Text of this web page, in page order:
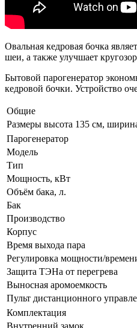
Овальная кедровая бочка
шеи, а также улучшает
Бытовой парогенератор
кедровой бочки. Устройство
Общие
Размеры высота 135 см,
Парогенератор
Модель
Тип
Мощность, кВт
Объём бака, л.
Бак
Производство
Корпус
Время выхода пара
Регулировка мощности/
Защита ТЭНа от перегрева
Выносная аромоемкость
Пульт дистанционного
Комплектация
Внутренний замок